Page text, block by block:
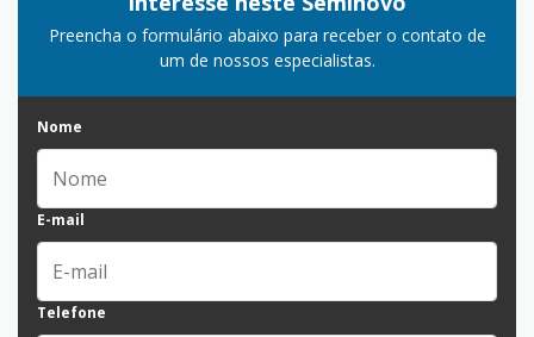
Preencha o formulário abaixo para receber o contato de
um de nossos especialistas.
Nome
E-mail
Telefone